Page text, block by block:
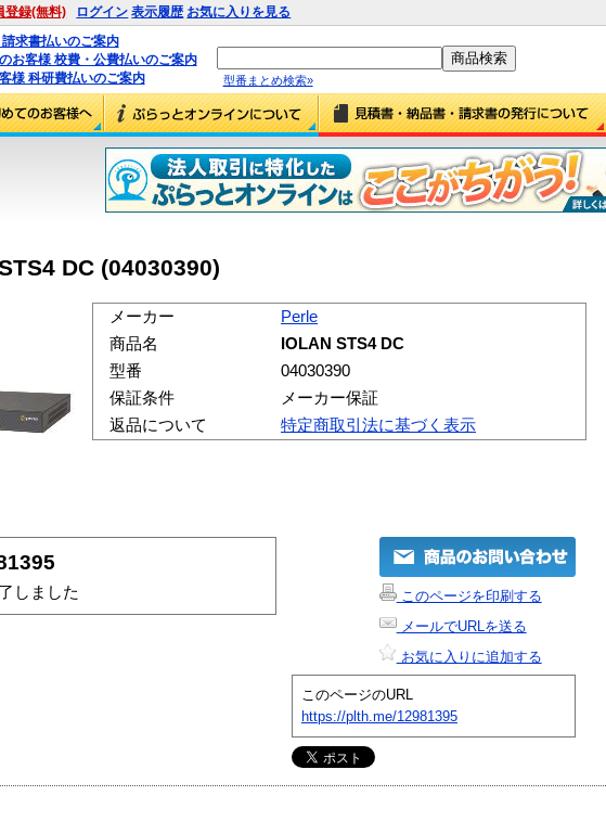
登録(無料) ログイン 表示履歴 お気に入りを見る
求書払いのご案内
お客様 校費・公費払いのご案内
様 科研費払いのご案内
型番まとめ検索»
DC (04030390)
メーカー
Perle
商品名
IOLAN STS4 DC
型番
04030390
保証条件
メーカー保証
返品について
特定商取引法に基づく表示
しました
このページを印刷する
メールでURLを送る
お気に入りに追加する
このページのURL
https://plth.me/12981395